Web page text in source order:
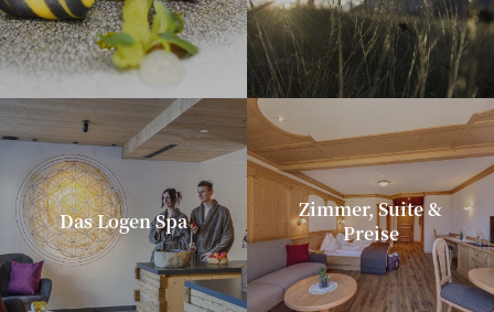
Das Logen Spa
Zimmer, Suite &
Preise